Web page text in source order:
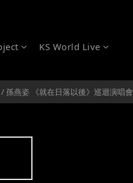
KS World Live
/孫燕姿 《就在日落以後》巡迴演唱會